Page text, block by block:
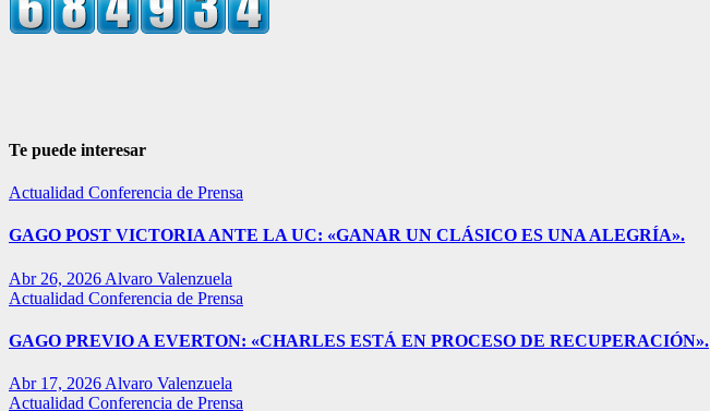
Te puede interesar
Actualidad Conferencia de Prensa
GAGO POST VICTORIA ANTE LA UC: «GANAR UN CLÁSICO ES UNA ALEGRÍA».
Abr 26, 2026 Alvaro Valenzuela
Actualidad Conferencia de Prensa
GAGO PREVIO A EVERTON: «CHARLES ESTÁ EN PROCESO DE RECUPERACIÓN».
Abr 17, 2026 Alvaro Valenzuela
Actualidad Conferencia de Prensa